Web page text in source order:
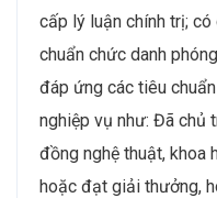
cấp lý luận chính trị;
chuẩn chức danh
đáp ứng các tiêu
nghiệp vụ như: Đã chủ
đồng nghệ thuật, khoa
hoặc đạt giải thưởng,